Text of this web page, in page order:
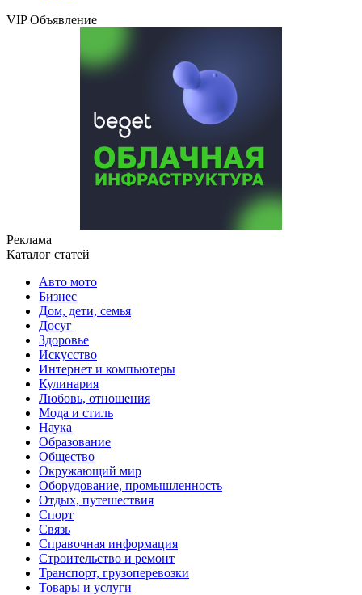
VIP Объявление
Реклама
Каталог статей
Авто мото
Бизнес
Дом, дети, семья
Досуг
Здоровье
Искусство
Интернет и компьютеры
Кулинария
Любовь, отношения
Мода и стиль
Наука
Образование
Общество
Окружающий мир
Оборудование, промышленность
Отдых, путешествия
Спорт
Связь
Справочная информация
Строительство и ремонт
Транспорт, грузоперевозки
Товары и услуги